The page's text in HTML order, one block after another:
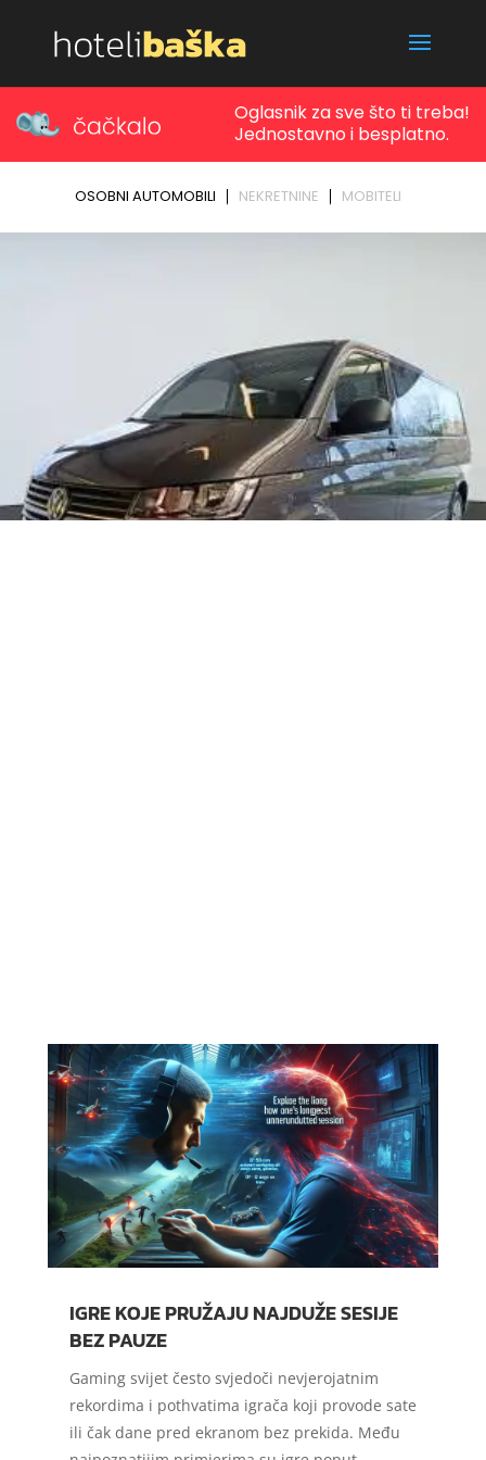
IGRE KOJE PRUŽAJU NAJDUŽE SESIJE
BEZ PAUZE
Gaming svijet često svjedoči nevjerojatnim
rekordima i pothvatima igrača koji provode sate
ili čak dane pred ekranom bez prekida. Među